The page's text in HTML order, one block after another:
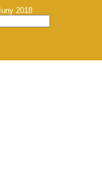
2018